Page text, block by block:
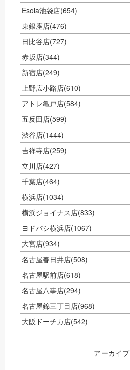
Esola池袋店(654)
東銀座店(476)
日比谷店(727)
赤坂店(344)
新宿店(249)
上野広小路店(610)
アトレ亀戸店(584)
五反田店(599)
渋谷店(1444)
吉祥寺店(259)
立川店(427)
千葉店(464)
横浜店(1034)
横浜ジョイナス店(833)
ヨドバシ横浜店(1067)
大宮店(934)
名古屋春日井店(508)
名古屋駅前店(618)
名古屋八事店(294)
名古屋錦三丁目店(968)
大阪ドーチカ店(542)
アーカイブ